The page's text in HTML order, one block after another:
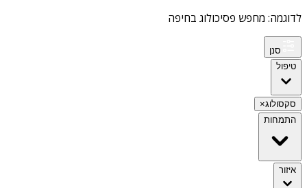
לדוגמה: מחפש פסיכולוג בחיפה
סנן
טיפול
סקסולוג×
התמחות
איזור